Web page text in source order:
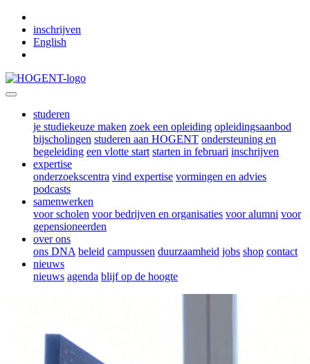
inschrijven
English
studeren
je studiekeuze maken zoek een opleiding opleidingsaanbod
bijscholingen studeren aan HOGENT ondersteuning en
begeleiding een vlotte start starten in februari inschrijven
expertise
onderzoekscentra vind expertise vormingen en advies
podcasts
samenwerken
voor scholen voor bedrijven en organisaties voor alumni voor
gepensioneerden
over ons
ons DNA beleid campussen duurzaamheid jobs shop contact
nieuws
nieuws agenda blijf op de hoogte